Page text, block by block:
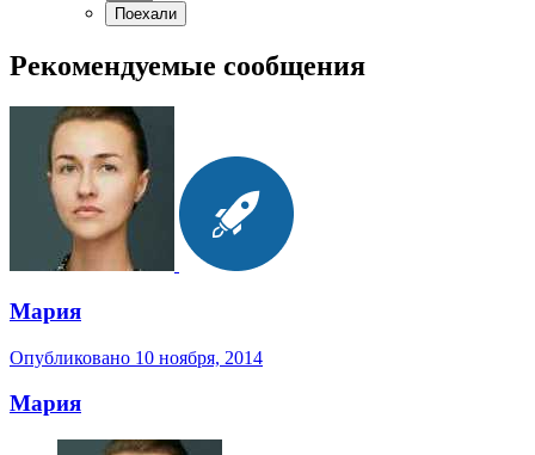
Рекомендуемые сообщения
Мария
Опубликовано 10 ноября, 2014
Мария